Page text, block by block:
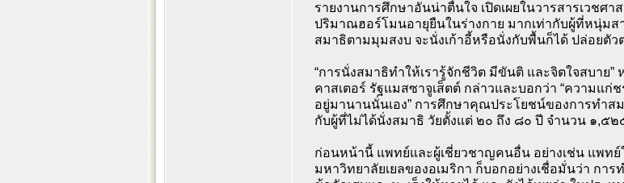
รายงานการศึกษาอันน่าตื่นใจ เปิดเผยในวารสารเวชศ
ปริมาณฮอร์โมนอายุยืนในร่างกาย มากเท่ากับผู้ที่หนุ่ม
สมาธิตามมุมสงบ จะนั่งเก้าอี้หรือนั่งกับพื้นก็ได้ ปล่อยตัว
“การนั่งสมาธิทำให้เรารู้จักชีวิต มีขันติ และจิตใจสบาย
คาสเตอร์ รัฐแมสซาจูเส็ตต์ กล่าวและบอกว่า “ความแ
อยู่มานานนั่นเอง” การศึกษาคุณประโยชน์ของการทำส
กับผู้ที่ไม่ได้นั่งสมาธิ วัยตั้งแต่ ๒๐ ถึง ๘๐ ปี จำนวน ๑,๕
ก่อนหน้านี้ แพทย์และผู้เชี่ยวชาญคนอื่น อย่างเช่น แพทย์
มหาวิทยาลัยเยลของอเมริกา ก็บอกอย่างเชื่อมั่นว่า กา